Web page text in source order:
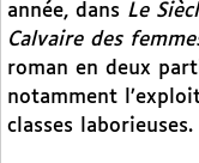
année, dans Le
Calvaire des
roman en deux
notamment
classes laborieuses.